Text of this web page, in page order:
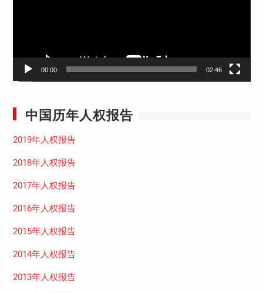
00:00 02:46
中国历年人权报告
2019年人权报告
2018年人权报告
2017年人权报告
2016年人权报告
2015年人权报告
2014年人权报告
2013年人权报告